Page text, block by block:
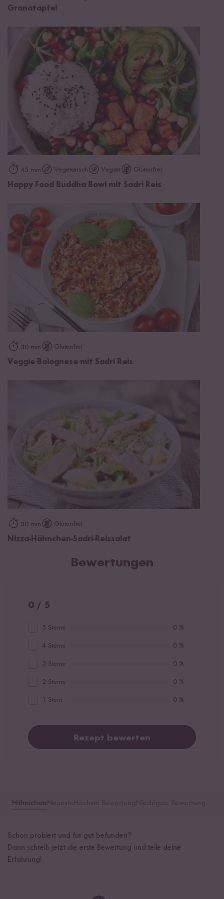
Granatapfel
45 min Vegetarisch Vegan Glutenfrei
Happy Food Buddha Bowl mit Sadri Reis
30 min Glutenfrei
Veggie Bolognese mit Sadri Reis
30 min Glutenfrei
Nizza-Hähnchen-Sadri-Reissalat
Bewertungen
0 / 5
5 Sterne 0 %
4 Sterne 0 %
3 Sterne 0 %
2 Sterne 0 %
1 Stern 0 %
Rezept bewerten
Hilfreichste
Schon probiert und für gut befunden?
Dann schreib jetzt die erste Bewertung und teile deine
Erfahrung!